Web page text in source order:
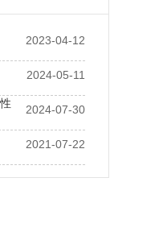
2023-04-12
2024-05-11
2024-07-30
2021-07-22